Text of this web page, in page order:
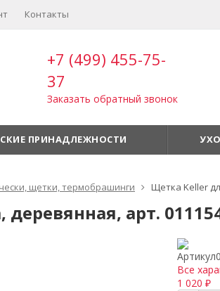
Контакты
+7 (499) 455-75-
37
Заказать обратный звонок
ПРИНАДЛЕЖНОСТИ
щетки, термобрашинги Щетка Keller
арт.
Артикул
Все
1 020 ₽